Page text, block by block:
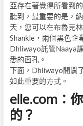
亞存在著覺得所看到
聽到，最重要的是，
天，您可以在布魯克
Shankle，兩個黑色企
Dhliwayo託管Naaya
悉的面孔。
下面，Dhliwayo開闢
如此重要的方式。
elle.com：
的？